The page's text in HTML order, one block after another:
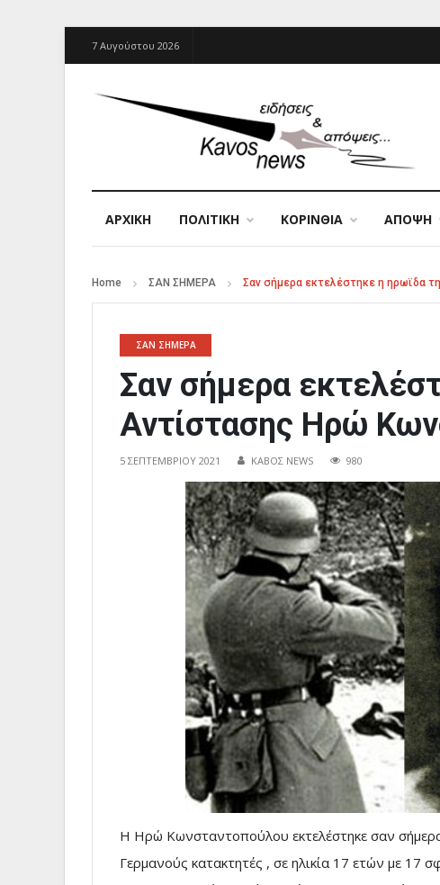
7 Αυγούστου 2026
ΑΡΧΙΚΉ ΠΟΛΙΤΙΚΗ ΚΟΡΙΝΘΙΑ ΑΠΟΨΗ
Home ΣΑΝ ΣΗΜΕΡΑ Σαν σήμερα εκτελέστηκε η ηρωϊδα
ΣΑΝ ΣΗΜΕΡΑ
Σαν σήμερα
Αντίστασης Ηρώ
5 ΣΕΠΤΕΜΒΡΊΟΥ 2021 ΚΑΒΟΣ NEWS 980
Η Ηρώ Κωνσταντοπούλου εκτελέστηκε σαν
Γερμανούς κατακτητές , σε ηλικία 17 ετών με 17